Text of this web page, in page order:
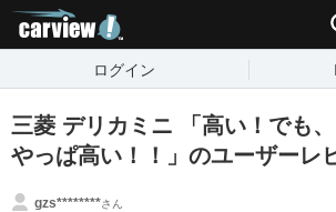
ログイン
三菱 デリカミニ 「高い！でも、
やっぱ高い！！」のユーザーレ
gzs********さん